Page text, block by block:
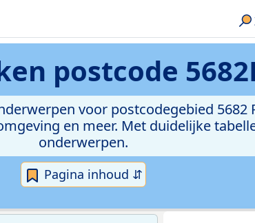
postcode
voor postcodegebied 5682
en meer. Met duidelijke
onderwerpen.
Pagina inhoud ⇵